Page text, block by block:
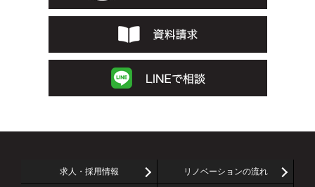
求人・採用情報 リノベーションの流れ